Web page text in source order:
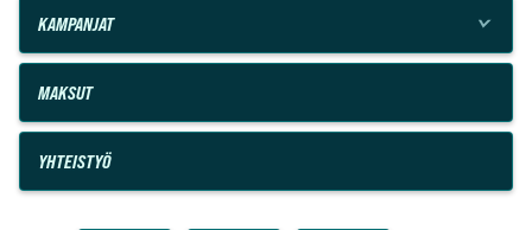
KAMPANJAT
MAKSUT
YHTEISTYÖ